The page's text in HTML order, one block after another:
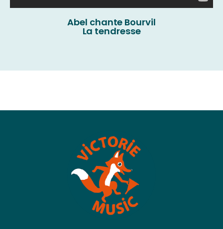
Abel chante Bourvil
La tendresse